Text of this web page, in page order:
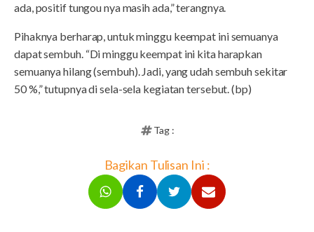
ada, positif tungou nya masih ada,” terangnya.
Pihaknya berharap, untuk minggu keempat ini semuanya
dapat sembuh. “Di minggu keempat ini kita harapkan
semuanya hilang (sembuh). Jadi, yang udah sembuh sekitar
50 %,” tutupnya di sela-sela kegiatan tersebut. (bp)
Tag :
Bagikan Tulisan Ini :